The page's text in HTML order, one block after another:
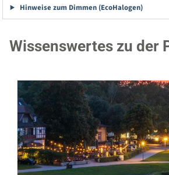
Hinweise zum Dimmen (EcoHalogen)
Wissenswertes zu der